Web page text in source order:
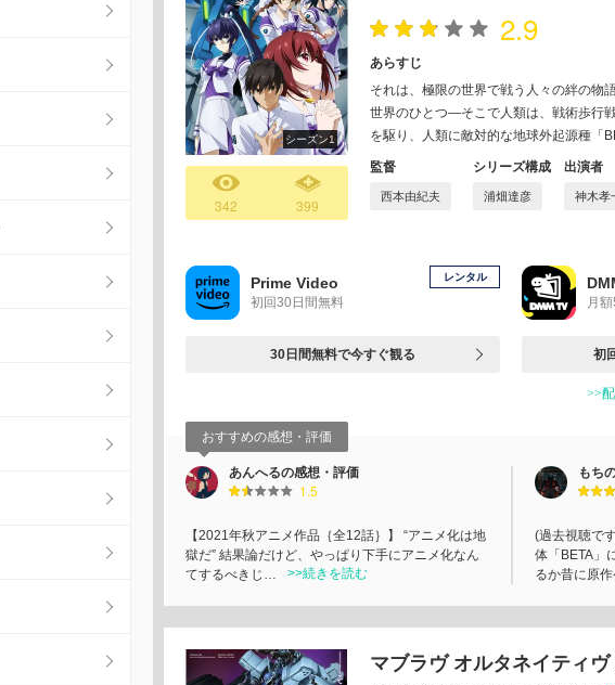
シーズン1
342 399
2.9
あらすじ
それは、極限の世界で戦う人々の絆の
世界のひとつ―そこで人類は、戦術歩行
を駆り、人類に敵対的な地球外起源種「
監督
西本由紀夫
シリーズ構成
浦畑達彦
出演者
神木孝
Prime Video
初回30日間無料
レンタル
30日間無料で今すぐ観る
月
初
>>
おすすめの感想・評価
あんへるの感想・評価
1.5
【2021年秋アニメ作品｛全12話｝】 “アニメ化は地
獄だ” 結果論だけど、やっぱり下手にアニメ化なん
てするべきじ…
>>続きを読む
もち
(過去視聴で
体「BETA」
るか昔に原
マブラヴ オルタネイティヴ